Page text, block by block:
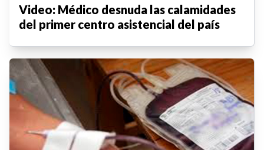
Video: Médico desnuda las calamidades
del primer centro asistencial del país